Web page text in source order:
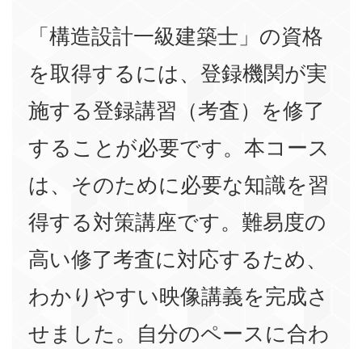
「構造設計一級建築士」の資格
を取得するには、登録機関が実
施する登録講習（考査）を修了
することが必要です。本コース
は、そのために必要な知識を習
得する対策講座です。難易度の
高い修了考査に対応するため、
わかりやすい映像講義を完成さ
せました。自分のペースに合わ